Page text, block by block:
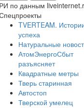
liveinternet.ru.
TVERTEAM.
успеха
Натуральные
АтомЭнергоСбыт
разъясняет
Квадратные метры
Тверь старинная
Автостоп
Тверской умелец